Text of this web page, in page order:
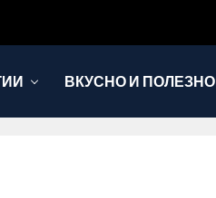
ВКУСНО И ПОЛЕЗНО